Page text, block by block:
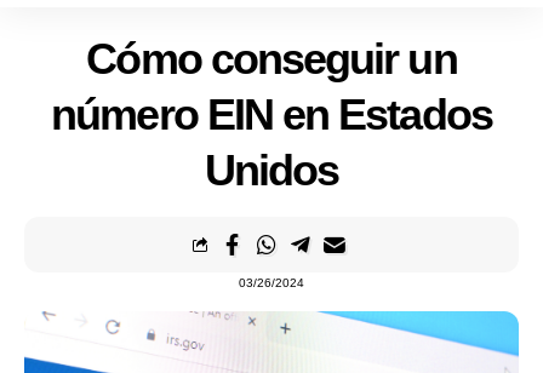
Cómo conseguir un
número EIN en Estados
Unidos
03/26/2024